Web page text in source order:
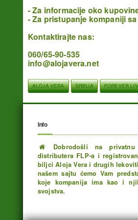
- Za informacije oko
- Za pristupanje kompaniji
Kontaktirajte nas:
060/65-90-535
info@alojavera.net
ALOJA VERA SRBIJA FOREVER
Info
Dobrodošli na privatnu
distributera FLP-a i
biljci Aloja Vera i drugih
našem sajtu ćemo Vam
koje kompanija ima kao i
svojstva.